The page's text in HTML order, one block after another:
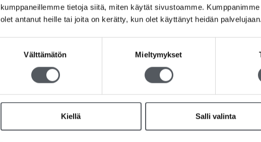
kumppaneillemme tietoja siitä, miten käytät sivustoamme.
olet antanut heille tai joita on kerätty, kun olet käyttänyt heidän palvelujaan.
Välttämätön Mieltymykset
Kiellä Salli valinta